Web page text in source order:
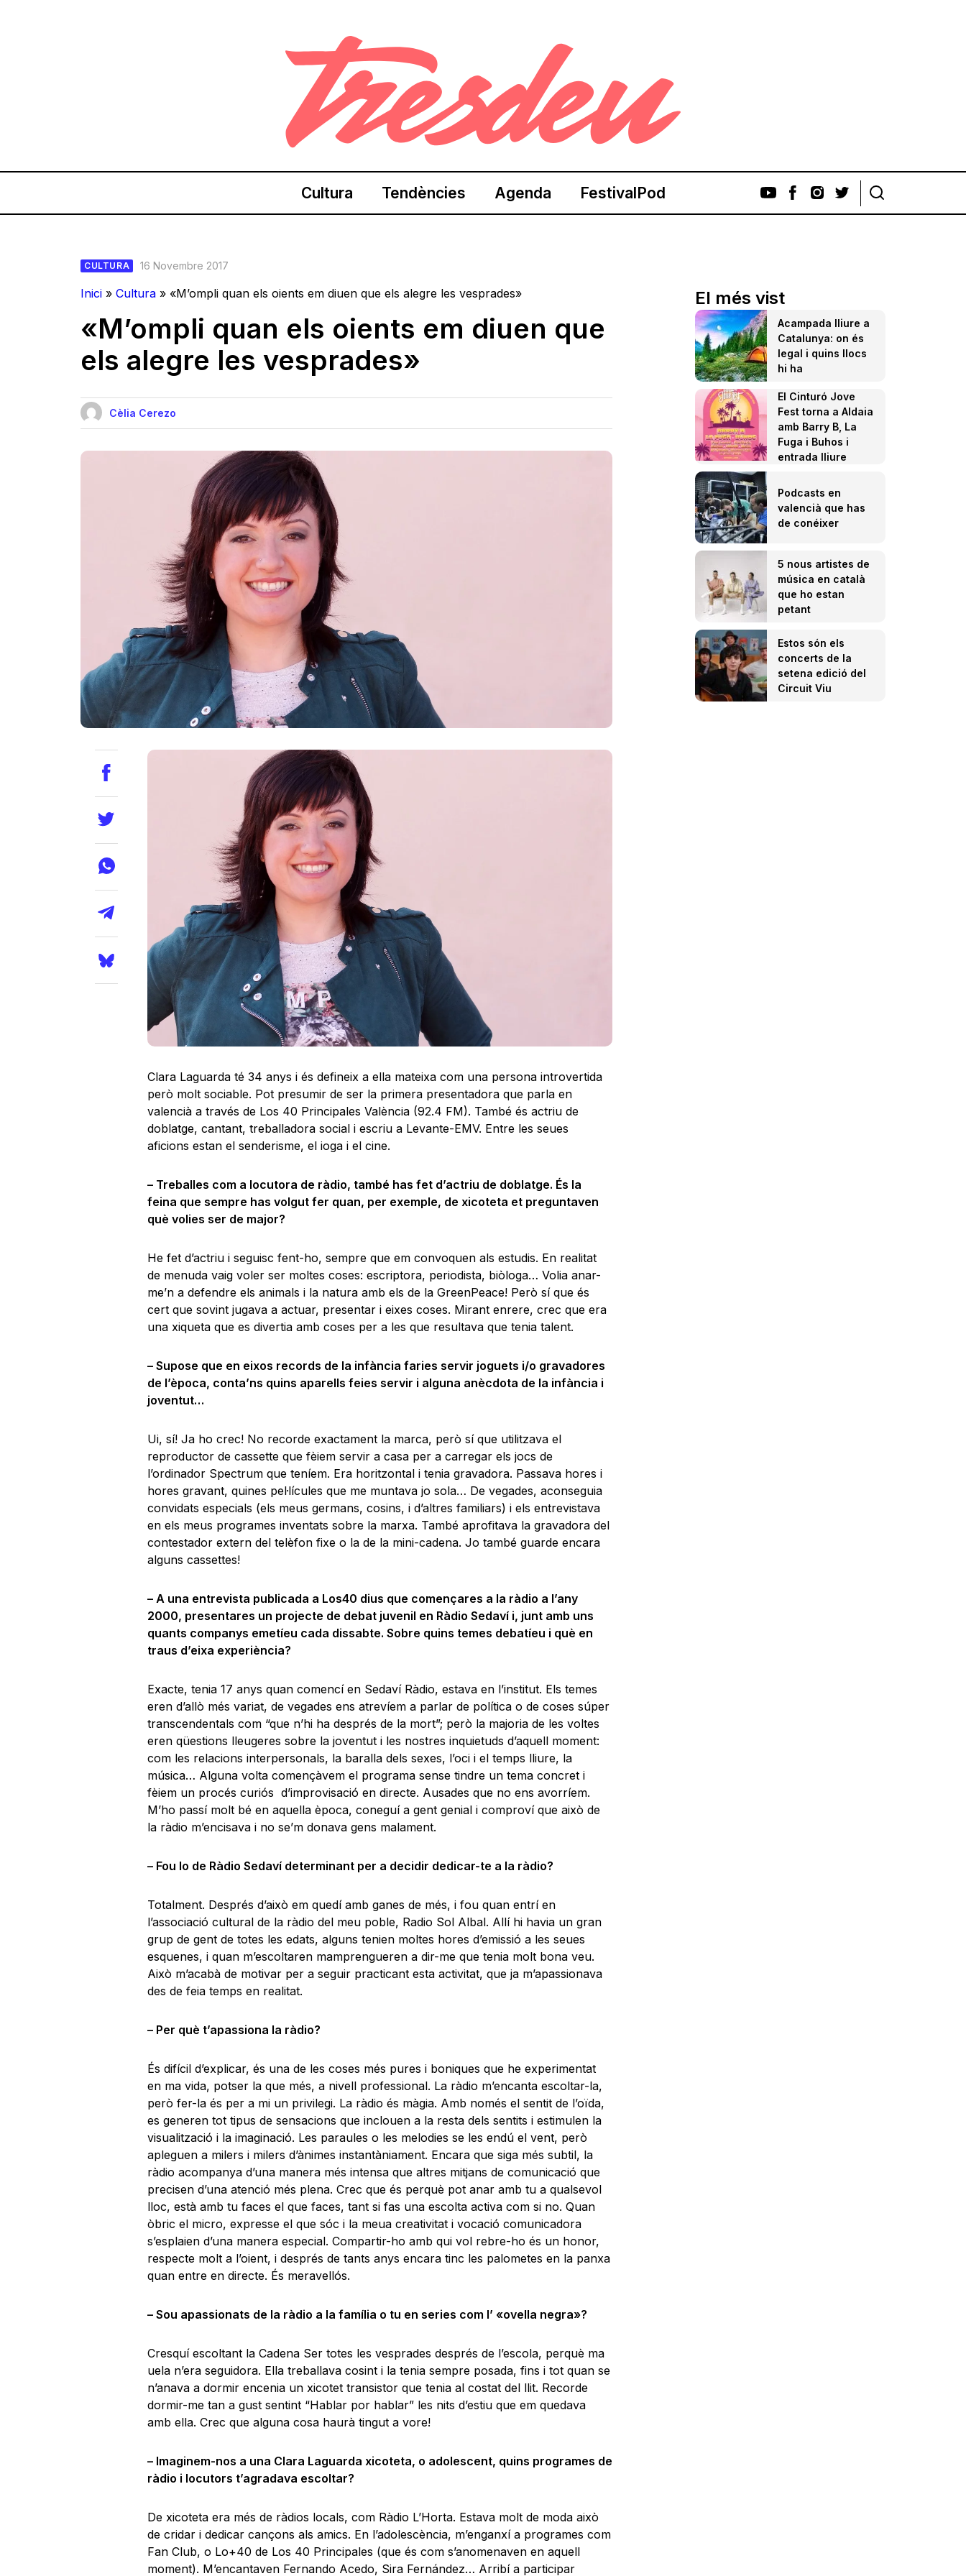
Cultura Tendències Agenda FestivalPod
CULTURA 16 Novembre 2017
Inici » Cultura » «M’ompli quan els oients em diuen que els alegre les vesprades»
«M’ompli quan els oients em diuen que
els alegre les vesprades»
Cèlia Cerezo
Clara Laguarda té 34 anys i és defineix a ella mateixa com una persona introvertida
però molt sociable. Pot presumir de ser la primera presentadora que parla en
valencià a través de Los 40 Principales València (92.4 FM). També és actriu de
doblatge, cantant, treballadora social i escriu a Levante-EMV. Entre les seues
aficions estan el senderisme, el ioga i el cine.
– Treballes com a locutora de ràdio, també has fet d’actriu de doblatge. És la
feina que sempre has volgut fer quan, per exemple, de xicoteta et preguntaven
què volies ser de major?
He fet d’actriu i seguisc fent-ho, sempre que em convoquen als estudis. En realitat
de menuda vaig voler ser moltes coses: escriptora, periodista, biòloga… Volia anar-
me’n a defendre els animals i la natura amb els de la GreenPeace! Però sí que és
cert que sovint jugava a actuar, presentar i eixes coses. Mirant enrere, crec que era
una xiqueta que es divertia amb coses per a les que resultava que tenia talent.
– Supose que en eixos records de la infància faries servir joguets i/o gravadores
de l’època, conta’ns quins aparells feies servir i alguna anècdota de la infància i
joventut…
Ui, sí! Ja ho crec! No recorde exactament la marca, però sí que utilitzava el
reproductor de cassette que fèiem servir a casa per a carregar els jocs de
l’ordinador Spectrum que teníem. Era horitzontal i tenia gravadora. Passava hores i
hores gravant, quines pel·lícules que me muntava jo sola… De vegades, aconseguia
convidats especials (els meus germans, cosins, i d’altres familiars) i els entrevistava
en els meus programes inventats sobre la marxa. També aprofitava la gravadora del
contestador extern del telèfon fixe o la de la mini-cadena. Jo també guarde encara
alguns cassettes!
– A una entrevista publicada a Los40 dius que començares a la ràdio a l’any
2000, presentares un projecte de debat juvenil en Ràdio Sedaví i, junt amb uns
quants companys emetíeu cada dissabte. Sobre quins temes debatíeu i què en
traus d’eixa experiència?
Exacte, tenia 17 anys quan comencí en Sedaví Ràdio, estava en l’institut. Els temes
eren d’allò més variat, de vegades ens atrevíem a parlar de política o de coses súper
transcendentals com “que n’hi ha després de la mort”; però la majoria de les voltes
eren qüestions lleugeres sobre la joventut i les nostres inquietuds d’aquell moment:
com les relacions interpersonals, la baralla dels sexes, l’oci i el temps lliure, la
música… Alguna volta començàvem el programa sense tindre un tema concret i
fèiem un procés curiós d’improvisació en directe. Ausades que no ens avorríem.
M’ho passí molt bé en aquella època, coneguí a gent genial i comproví que això de
la ràdio m’encisava i no se’m donava gens malament.
– Fou lo de Ràdio Sedaví determinant per a decidir dedicar-te a la ràdio?
Totalment. Després d’això em quedí amb ganes de més, i fou quan entrí en
l’associació cultural de la ràdio del meu poble, Radio Sol Albal. Allí hi havia un gran
grup de gent de totes les edats, alguns tenien moltes hores d’emissió a les seues
esquenes, i quan m’escoltaren mamprengueren a dir-me que tenia molt bona veu.
Això m’acabà de motivar per a seguir practicant esta activitat, que ja m’apassionava
des de feia temps en realitat.
– Per què t’apassiona la ràdio?
És difícil d’explicar, és una de les coses més pures i boniques que he experimentat
en ma vida, potser la que més, a nivell professional. La ràdio m’encanta escoltar-la,
però fer-la és per a mi un privilegi. La ràdio és màgia. Amb només el sentit de l’oïda,
es generen tot tipus de sensacions que inclouen a la resta dels sentits i estimulen la
visualització i la imaginació. Les paraules o les melodies se les endú el vent, però
apleguen a milers i milers d’ànimes instantàniament. Encara que siga més subtil, la
ràdio acompanya d’una manera més intensa que altres mitjans de comunicació que
precisen d’una atenció més plena. Crec que és perquè pot anar amb tu a qualsevol
lloc, està amb tu faces el que faces, tant si fas una escolta activa com si no. Quan
òbric el micro, expresse el que sóc i la meua creativitat i vocació comunicadora
s’esplaien d’una manera especial. Compartir-ho amb qui vol rebre-ho és un honor,
respecte molt a l’oient, i després de tants anys encara tinc les palometes en la panxa
quan entre en directe. És meravellós.
– Sou apassionats de la ràdio a la família o tu en series com l’ «ovella negra»?
Cresquí escoltant la Cadena Ser totes les vesprades després de l’escola, perquè ma
uela n’era seguidora. Ella treballava cosint i la tenia sempre posada, fins i tot quan se
n’anava a dormir encenia un xicotet transistor que tenia al costat del llit. Recorde
dormir-me tan a gust sentint “Hablar por hablar” les nits d’estiu que em quedava
amb ella. Crec que alguna cosa haurà tingut a vore!
– Imaginem-nos a una Clara Laguarda xicoteta, o adolescent, quins programes de
ràdio i locutors t’agradava escoltar?
De xicoteta era més de ràdios locals, com Ràdio L’Horta. Estava molt de moda això
de cridar i dedicar cançons als amics. En l’adolescència, m’enganxí a programes com
Fan Club, o Lo+40 de Los 40 Principales (que és com s’anomenaven en aquell
moment). M’encantaven Fernando Acedo, Sira Fernández… Arribí a participar
El més vist
Acampada lliure a
Catalunya: on és
legal i quins llocs
hi ha
El Cinturó Jove
Fest torna a Aldaia
amb Barry B, La
Fuga i Buhos i
entrada lliure
Podcasts en
valencià que has
de conéixer
5 nous artistes de
música en català
que ho estan
petant
Estos són els
concerts de la
setena edició del
Circuit Viu